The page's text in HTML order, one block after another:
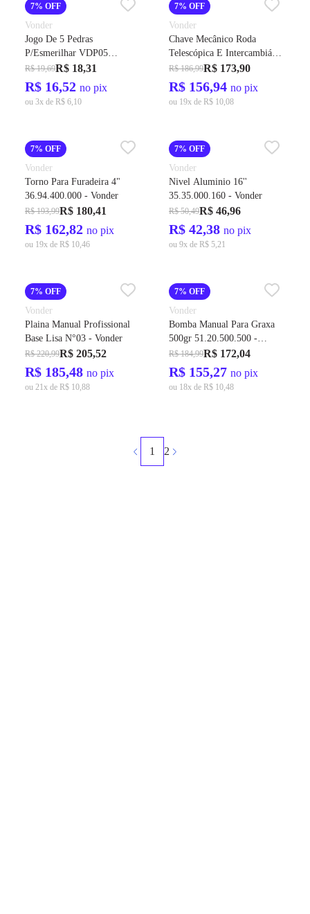
7% OFF
Vonder
Jogo De 5 Pedras
P/Esmerilhar VDP05
12.50.000.005 - Vonder
R$ 19,69R$ 18,31
R$ 16,52 no pix
ou 3x de R$ 6,10
7% OFF
Vonder
Chave Mecânico Roda
Telescópica E Intercambiável
36.97.017.023 - Vonder
R$ 186,99R$ 173,90
R$ 156,94 no pix
ou 19x de R$ 10,08
7% OFF
Vonder
Torno Para Furadeira 4"
36.94.400.000 - Vonder
R$ 193,99R$ 180,41
R$ 162,82 no pix
ou 19x de R$ 10,46
7% OFF
Vonder
Nivel Aluminio 16''
35.35.000.160 - Vonder
R$ 50,49R$ 46,96
R$ 42,38 no pix
ou 9x de R$ 5,21
7% OFF
Vonder
Plaina Manual Profissional
Base Lisa N°03 - Vonder
R$ 220,99R$ 205,52
R$ 185,48 no pix
ou 21x de R$ 10,88
7% OFF
Vonder
Bomba Manual Para Graxa
500gr 51.20.500.500 -
Vonder
R$ 184,99R$ 172,04
R$ 155,27 no pix
ou 18x de R$ 10,48
1 2